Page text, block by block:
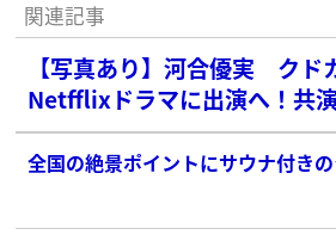
関連記事
【写真あり】河合優実 クド
Netfflixドラマに出演へ！共
い界のレジェンド」
全国の絶景ポイントにサウナ付き